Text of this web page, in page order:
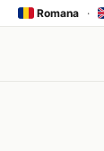
Romana ·